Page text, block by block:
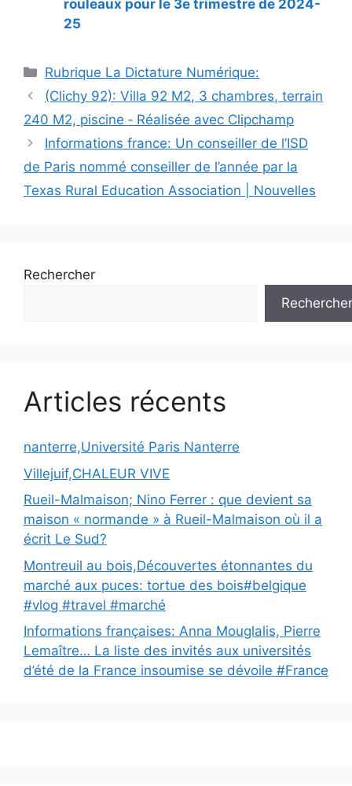
rouleaux pour le 3e trimestre de 2024-
25
Catégories
Rubrique La Dictature Numérique:
(Clichy 92): Villa 92 M2, 3 chambres, terrain
240 M2, piscine ‐ Réalisée avec Clipchamp
Informations france: Un conseiller de l’ISD
de Paris nommé conseiller de l’année par la
Texas Rural Education Association | Nouvelles
Rechercher
Rechercher
Articles récents
nanterre,Université Paris Nanterre
Villejuif,CHALEUR VIVE
Rueil-Malmaison; Nino Ferrer : que devient sa
maison « normande » à Rueil-Malmaison où il a
écrit Le Sud?
Montreuil au bois,Découvertes étonnantes du
marché aux puces: tortue des bois#belgique
#vlog #travel #marché
Informations françaises: Anna Mouglalis, Pierre
Lemaître… La liste des invités aux universités
d’été de la France insoumise se dévoile #France